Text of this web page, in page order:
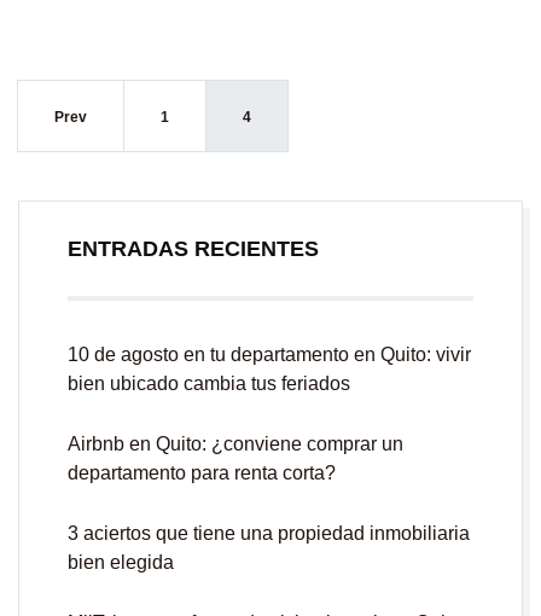
Prev 1 4
ENTRADAS RECIENTES
10 de agosto en tu departamento en Quito: vivir
bien ubicado cambia tus feriados
Airbnb en Quito: ¿conviene comprar un
departamento para renta corta?
3 aciertos que tiene una propiedad inmobiliaria
bien elegida